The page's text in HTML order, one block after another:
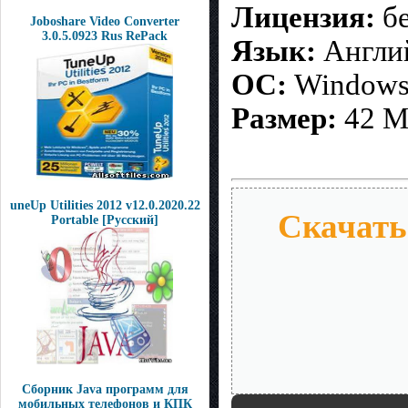
Joboshare Video Converter
3.0.5.0923 Rus RePack
uneUp Utilities 2012 v12.0.2020.22
Рortable [Pусcкий]
Cборник Java программ для
мобильных телефонов и КПК
Лицензия:
Язык:
ОС:
Размер: 42